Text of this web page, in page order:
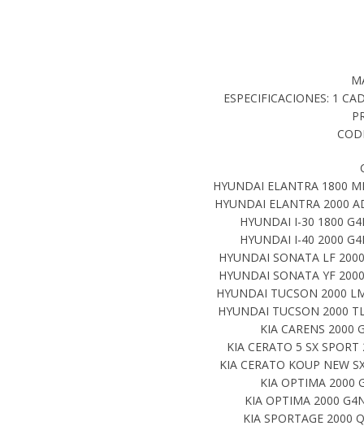
ESPECIFICACIONES: 1
HYUNDAI ELANTRA 1800
HYUNDAI ELANTRA 2000
HYUNDAI I-30 1800
HYUNDAI I-40 2000
HYUNDAI SONATA LF
HYUNDAI SONATA YF
HYUNDAI TUCSON 2000
HYUNDAI TUCSON 2000
KIA CARENS 2000
KIA CERATO 5 SX
KIA CERATO KOUP NEW
KIA OPTIMA 2000
KIA OPTIMA 2000
KIA SPORTAGE 2000